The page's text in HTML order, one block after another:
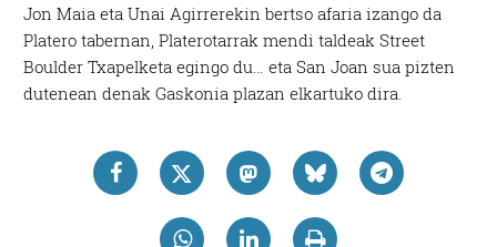
Jon Maia eta Unai Agirrerekin bertso afaria izango da
Platero tabernan, Platerotarrak mendi taldeak Street
Boulder Txapelketa egingo du… eta San Joan sua pizten
dutenean denak Gaskonia plazan elkartuko dira.